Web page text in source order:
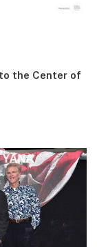
to the Center of